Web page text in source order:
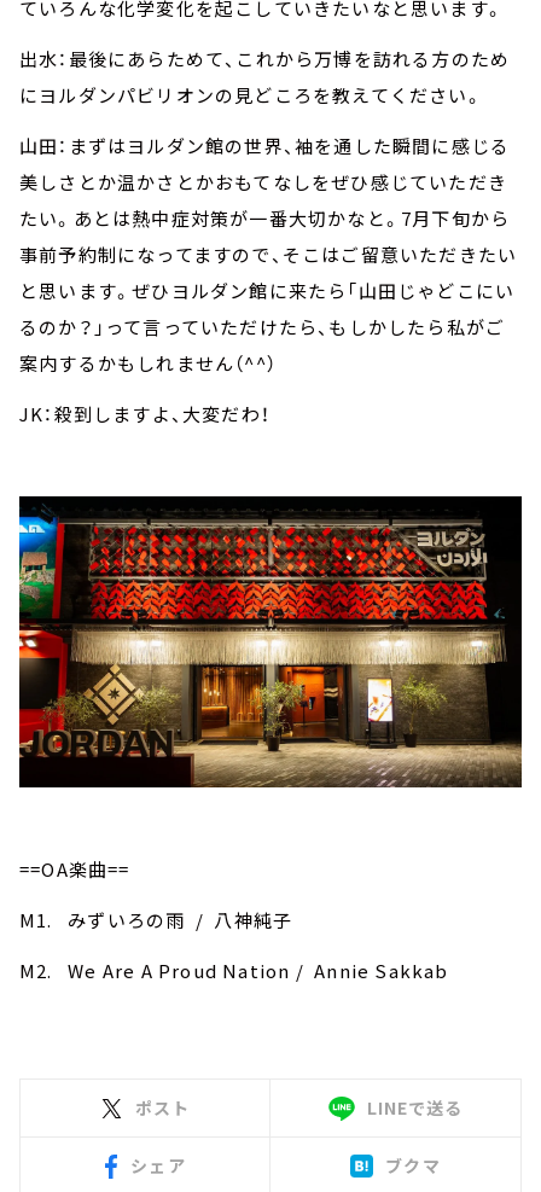
ていろんな化学変化を起こしていきたいなと思います。
出水：最後にあらためて、これから万博を訪れる方のため
にヨルダンパビリオンの見どころを教えてください。
山田：まずはヨルダン館の世界、袖を通した瞬間に感じる
美しさとか温かさとかおもてなしをぜひ感じていただき
たい。あとは熱中症対策が一番大切かなと。7月下旬から
事前予約制になってますので、そこはご留意いただきたい
と思います。ぜひヨルダン館に来たら「山田じゃどこにい
るのか？」って言っていただけたら、もしかしたら私がご
案内するかもしれません（^^）
JK：殺到しますよ、大変だわ！
==OA楽曲==
M1. みずいろの雨 / 八神純子
M2. We Are A Proud Nation / Annie Sakkab
ポスト LINEで送る
シェア ブクマ